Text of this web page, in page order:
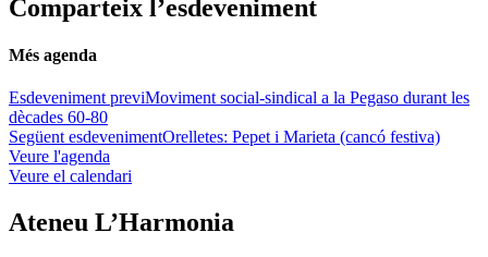
Comparteix l’esdeveniment
Més agenda
Esdeveniment previMoviment social-sindical a la Pegaso durant les
dècades 60-80
Següent esdevenimentOrelletes: Pepet i Marieta (cancó festiva)
Veure l'agenda
Veure el calendari
Ateneu L’Harmonia